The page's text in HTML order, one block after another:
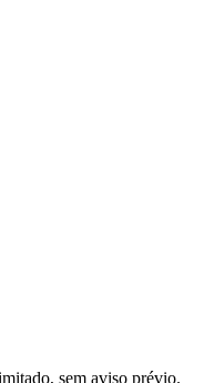
sem aviso prévio.